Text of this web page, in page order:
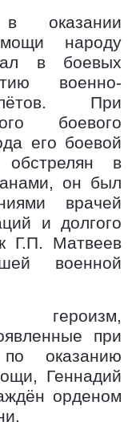
оказании
народу
в боевых
военно-
При
боевого
его боевой
в
он был
врачей
и долгого
Г.П. Матвеев
военной
при
оказанию
Геннадий
орденом